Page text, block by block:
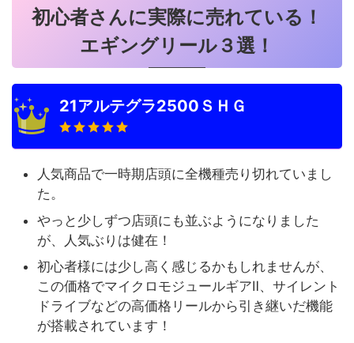
初心者さんに実際に売れている！
エギングリール３選！
21アルテグラ2500ＳＨＧ
人気商品で一時期店頭に全機種売り切れていまし
た。
やっと少しずつ店頭にも並ぶようになりました
が、人気ぶりは健在！
初心者様には少し高く感じるかもしれませんが、
この価格でマイクロモジュールギアⅡ、サイレント
ドライブなどの高価格リールから引き継いだ機能
が搭載されています！